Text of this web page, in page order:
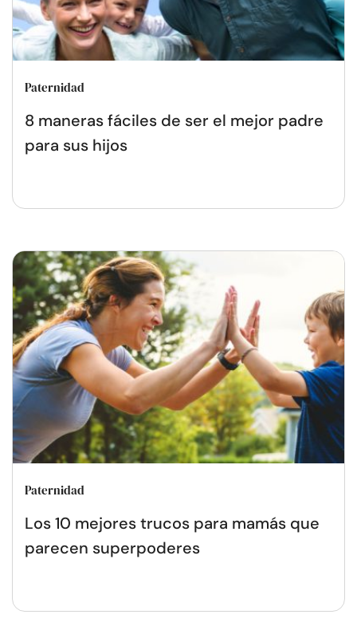
Paternidad
8 maneras fáciles de ser el mejor padre
para sus hijos
Paternidad
Los 10 mejores trucos para mamás que
parecen superpoderes